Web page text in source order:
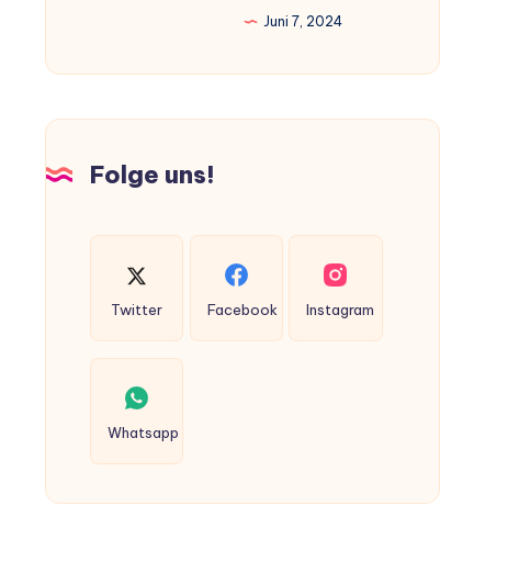
Hunden
ausgeschieden
Juni 7, 2024
Folge uns!
Twitter Facebook Instagram
Whatsapp